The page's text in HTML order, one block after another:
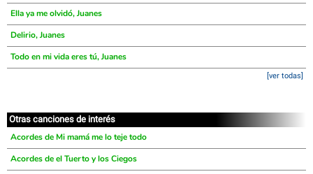
Ella ya me olvidó, Juanes
Delirio, Juanes
Todo en mi vida eres tú, Juanes
[ver todas]
Otras canciones de interés
Acordes de Mi mamá me lo teje todo
Acordes de el Tuerto y los Ciegos